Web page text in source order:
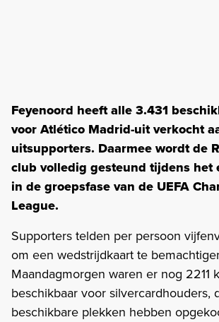
Feyenoord heeft alle 3.431
voor Atlético Madrid-uit verkocht
uitsupporters. Daarmee wordt de
club volledig gesteund tijdens het
in de groepsfase van de UEFA
League.
Supporters telden per persoon
om een wedstrijdkaart te
Maandagmorgen waren er nog 2211
beschikbaar voor silvercardhouders,
beschikbare plekken hebben